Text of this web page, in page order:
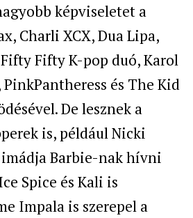
képviseletet a
Charli XCX, Dua Lipa,
Fifty K-pop duó, Karol
és The Kid
De lesznek a
is, például Nicki
Barbie-nak hívni
Spice és Kali is
Impala is szerepel a